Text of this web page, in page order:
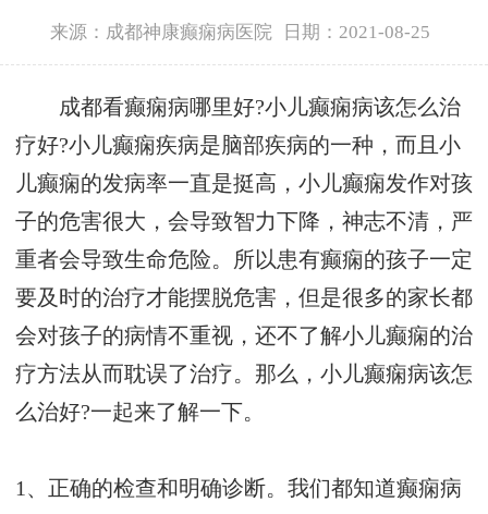
来源：成都神康癫痫病医院 日期：2021-08-25
成都看癫痫病哪里好?小儿癫痫病该怎么治
疗好?小儿癫痫疾病是脑部疾病的一种，而且小
儿癫痫的发病率一直是挺高，小儿癫痫发作对孩
子的危害很大，会导致智力下降，神志不清，严
重者会导致生命危险。所以患有癫痫的孩子一定
要及时的治疗才能摆脱危害，但是很多的家长都
会对孩子的病情不重视，还不了解小儿癫痫的治
疗方法从而耽误了治疗。那么，小儿癫痫病该怎
么治好?一起来了解一下。
1、正确的检查和明确诊断。我们都知道癫痫病